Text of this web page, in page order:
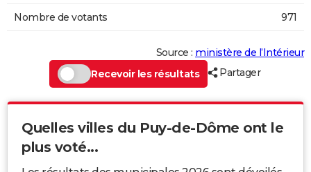
Nombre de votants 971
Source : ministère de l’Intérieur
Recevoir les résultats
Partager
Quelles villes du Puy-de-Dôme ont le
plus voté...